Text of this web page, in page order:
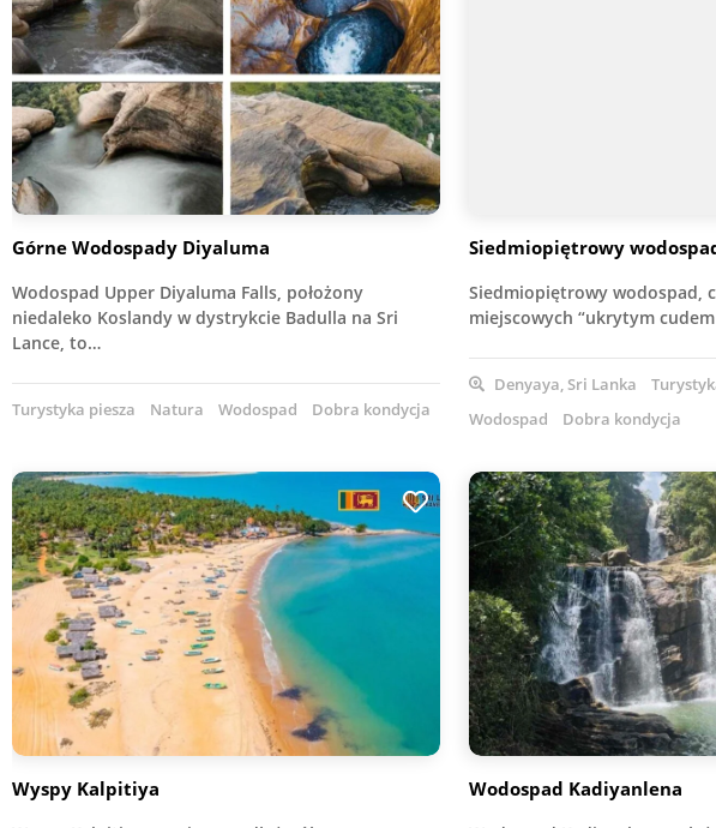
Górne Wodospady Diyaluma
Wodospad Upper Diyaluma Falls, położony
niedaleko Koslandy w dystrykcie Badulla na Sri
Lance, to…
Turystyka piesza Natura Wodospad Dobra kondycja
Siedmiopiętrowy
Siedmiopiętrowy wodospad,
miejscowych “ukrytym
Denyaya, Sri Lanka
Wodospad
Dobra kondycja
Wyspy Kalpitiya Wodospad Kadiyanlena